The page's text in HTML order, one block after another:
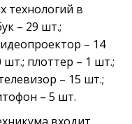
технологий в
– 29 шт.;
– 14
плоттер – 1 шт.;
– 15 шт.;
– 5 шт.